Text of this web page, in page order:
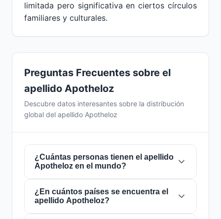
limitada pero significativa en ciertos círculos
familiares y culturales.
Preguntas Frecuentes sobre el
apellido Apotheloz
Descubre datos interesantes sobre la distribución
global del apellido Apotheloz
¿Cuántas personas tienen el apellido
Apotheloz en el mundo?
Actualmente hay aproximadamente125
personascon el apellido
mundo. Esto significa que aproximadamente 1
¿En cuántos países se encuentra el
apellido Apotheloz?